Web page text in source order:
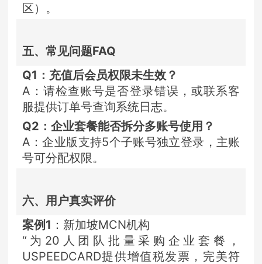
区）。
五、常见问题FAQ
Q1：充值后会员权限未生效？
A：请检查账号是否登录错误，或联系客
服提供订单号查询系统日志。
Q2：企业套餐能否拆分多账号使用？
A：企业版支持5个子账号独立登录，主账
号可分配权限。
六、用户真实评价
案例1 ：新加坡MCN机构
“为20人团队批量采购企业套餐，
USPEEDCARD提供增值税发票，完美符